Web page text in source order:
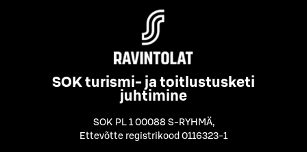
SOK turismi- ja toitlustusketi
juhtimine
SOK PL 1 00088 S-RYHMÄ,
Ettevõtte registrikood 0116323-1